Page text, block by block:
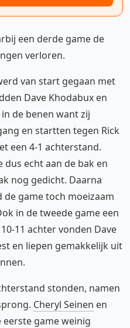
een derde game de
verloren.
van start gegaan met
Dave Khodabux en
de benen want zij
en startten tegen Rick
een 4-1 achterstand.
dus echt aan de bak en
nog gedicht. Daarna
game toch moeizaam
in de tweede game een
11 achter vonden Dave
en liepen gemakkelijk uit
stonden, namen
Cheryl Seinen en
eerste game weinig